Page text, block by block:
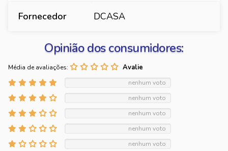
Fornecedor DCASA
Opinião dos consumidores:
Média de avaliações:
nenhum voto
nenhum voto
nenhum voto
nenhum voto
nenhum voto